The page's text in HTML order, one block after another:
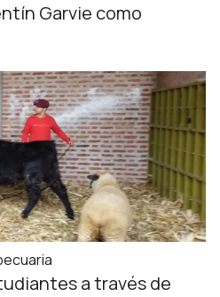
Garvie como
a través de